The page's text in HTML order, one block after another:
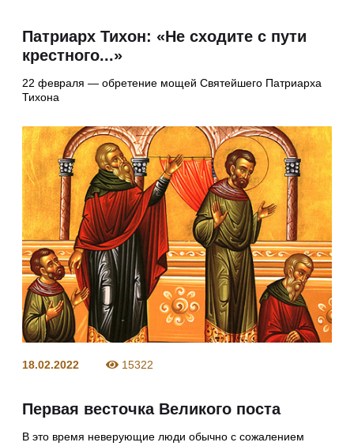
Патриарх Тихон: «Не сходите с пути
крестного...»
22 февраля — обретение мощей Святейшего Патриарха
Тихона
18.02.2022 15322
Первая весточка Великого поста
В это время неверующие люди обычно с сожалением